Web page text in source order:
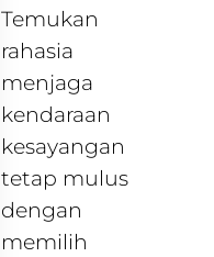
Temukan
rahasia
menjaga
kendaraan
kesayangan
tetap mulus
dengan
memilih